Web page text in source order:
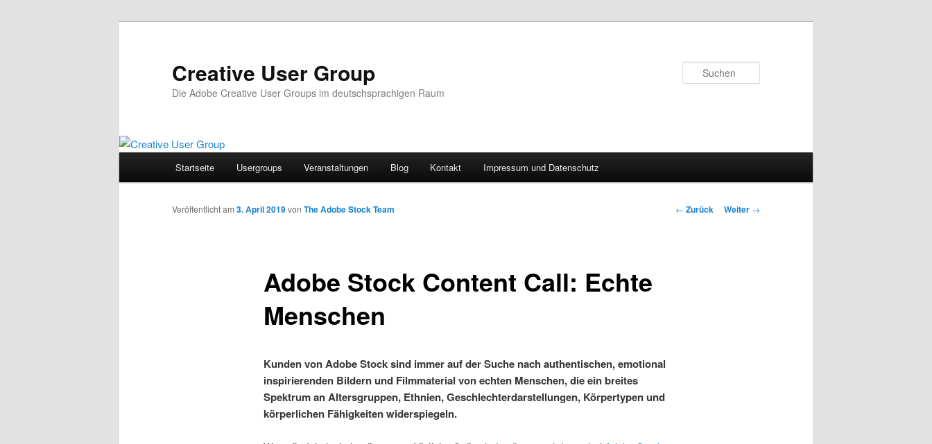
Creative User Group
Die Adobe Creative User Groups im deutschsprachigen Raum
Startseite Usergroups Veranstaltungen Blog Kontakt Impressum und Datenschutz
Beitrags-
← Zurück Weiter →
Adobe Stock Content Call: Echte
Menschen
Veröffentlicht am 3. April 2019von The Adobe Stock Team
Kunden von Adobe Stock sind immer auf der Suche nach authentischen, emotional
inspirierenden Bildern und Filmmaterial von echten Menschen, die ein breites
Spektrum an Altersgruppen, Ethnien, Geschlechterdarstellungen, Körpertypen und
körperlichen Fähigkeiten widerspiegeln.